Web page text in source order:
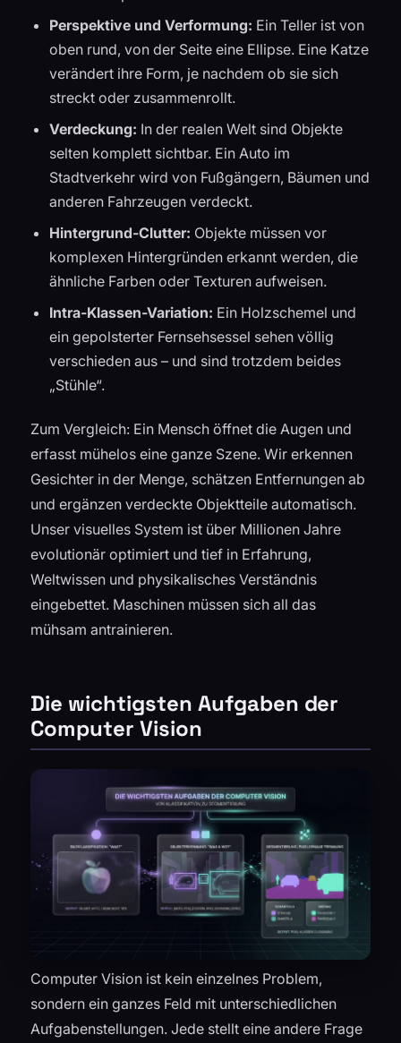
Perspektive und Verformung: Ein Teller ist von
oben rund, von der Seite eine Ellipse. Eine Katze
verändert ihre Form, je nachdem ob sie sich
streckt oder zusammenrollt.
Verdeckung: In der realen Welt sind Objekte
selten komplett sichtbar. Ein Auto im
Stadtverkehr wird von Fußgängern, Bäumen und
anderen Fahrzeugen verdeckt.
Hintergrund-Clutter: Objekte müssen vor
komplexen Hintergründen erkannt werden, die
ähnliche Farben oder Texturen aufweisen.
Intra-Klassen-Variation: Ein Holzschemel und
ein gepolsterter Fernsehsessel sehen völlig
verschieden aus – und sind trotzdem beides
„Stühle“.
Zum Vergleich: Ein Mensch öffnet die Augen und
erfasst mühelos eine ganze Szene. Wir erkennen
Gesichter in der Menge, schätzen Entfernungen ab
und ergänzen verdeckte Objektteile automatisch.
Unser visuelles System ist über Millionen Jahre
evolutionär optimiert und tief in Erfahrung,
Weltwissen und physikalisches Verständnis
eingebettet. Maschinen müssen sich all das
mühsam antrainieren.
Die wichtigsten Aufgaben der
Computer Vision
Computer Vision ist kein einzelnes Problem,
sondern ein ganzes Feld mit unterschiedlichen
Aufgabenstellungen. Jede stellt eine andere Frage